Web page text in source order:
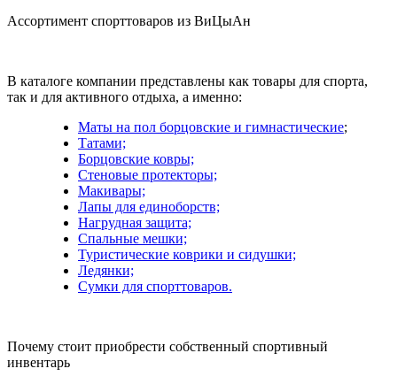
Ассортимент спорттоваров из ВиЦыАн
В каталоге компании представлены как товары для спорта,
так и для активного отдыха, а именно:
Маты на пол борцовские и гимнастические;
Татами;
Борцовские ковры;
Стеновые протекторы;
Макивары;
Лапы для единоборств;
Нагрудная защита;
Спальные мешки;
Туристические коврики и сидушки;
Ледянки;
Сумки для спорттоваров.
Почему стоит приобрести собственный спортивный
инвентарь